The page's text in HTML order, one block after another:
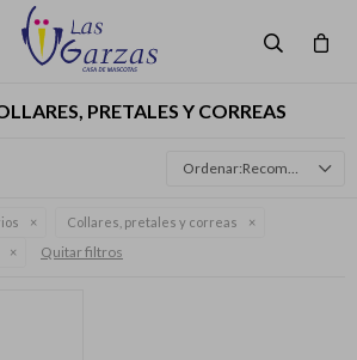
PRETALES Y CORREAS
Recomendados
Collares, pretales y correas
Quitar filtros